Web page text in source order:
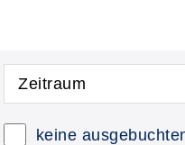
Zeitraum
keine